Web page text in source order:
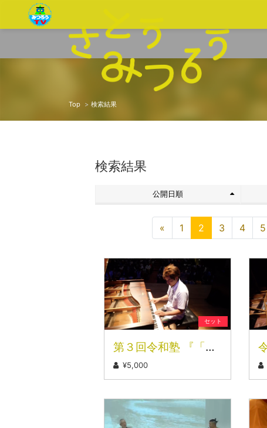
Top 検索結果
検索結果
公開日順
« 1 2 3 4 5
セット
第３回令和塾 ​『「あなた」の音を作り変える』
¥5,000